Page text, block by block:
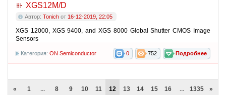
XGS12M/D
Автор: Tonich от 16-12-2019, 22:05
XGS 12000, XGS 9400, and XGS 8000 Global Shutter CMOS Image
Sensors
Подробнее
752
0
Категория: ON Semiconductor
« 1 ... 8 9 10 11 12 13 14 15 16 ... 1335 »